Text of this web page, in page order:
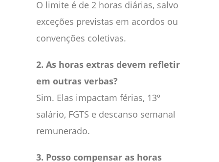
O limite é de 2 horas diárias, salvo
exceções previstas em acordos ou
convenções coletivas.
2. As horas extras devem refletir
em outras verbas?
Sim. Elas impactam férias, 13º
salário, FGTS e descanso semanal
remunerado.
3. Posso compensar as horas